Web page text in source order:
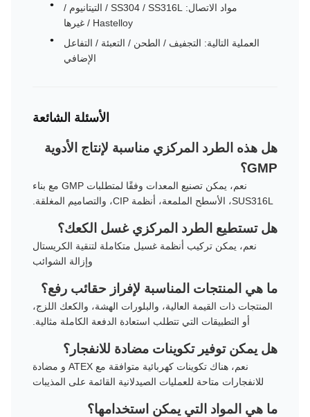
مواد الاتصال: SS304 / SS316L / التيتانيوم /
Hastelloy / غيرها
العملية التالية: التجفيف / الطحن / التعبئة / التفاعل
الإضافي
الأسئلة الشائعة
هل هذه الطرد المركزي مناسبة لإنتاج الأدوية
GMP؟
نعم، يمكن تصنيع المعدات وفقًا لمتطلبات GMP مع بناء
SUS316L، الأسطح الملمعة، أنظمة CIP، والتصاميم المغلقة.
هل تستطيع الطرد المركزي غسل الكعك؟
نعم، يمكن تركيب أنظمة غسيل متكاملة لتنقية الكريستال
وإزالة الشوائب
ما هي المنتجات المناسبة لإفراز حقائب رفع؟
المنتجات ذات القيمة العالية، والبلورات الهشة، والكعك اللزج،
أو التطبيقات التي تتطلب استعادة الدفعة الكاملة مثالية.
هل يمكن توفير تكوينات مضادة للانفجار؟
نعم، هناك تكوينات كهربائية متوافقة مع ATEX و مضادة
للانفجارات متاحة للعمليات الصيدلانية القائمة على المذيبات
ما هي المواد التي يمكن استخدامها؟